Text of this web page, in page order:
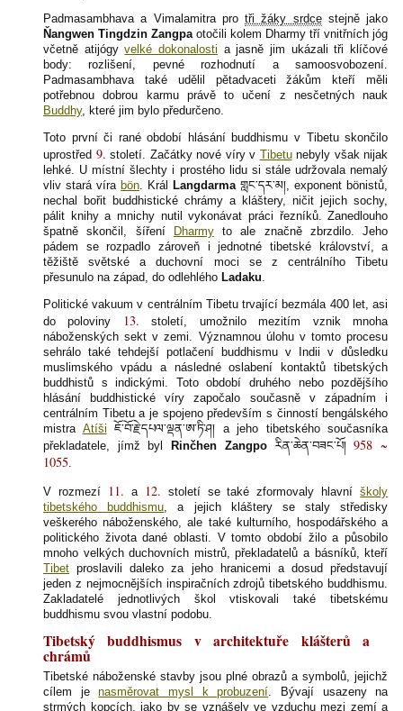
Padmasambhava a Vimalamitra protři žáky srdcestejně jako
Ňangwen Tingdzin Zangpaotočili kolem Dharmy tří vnitřních jóg
včetně atijógyvelké dokonalosti a jasně jim ukázali tři klíčové
body: rozlišení, pevné rozhodnutí a samoosvobození.
Padmasambhava také udělil pětadvaceti žákům kteří měli
potřebnou dobrou karmu právě to učení z nesčetných nauk
Buddhy, které jim bylo předurčeno.
Toto první či rané období hlásání buddhismu v Tibetu skončilo
uprostřed 9. století. Začátky nové víry v Tibetunebyly však nijak
lehké. U místní šlechty i prostého lidu si stále udržovala nemalý
vliv stará víra bön. Král Langdarma གླང་དར་མ།, exponent bönistů,
nechal bořit buddhistické chrámy a kláštery, ničit jejich sochy,
pálit knihy a mnichy nutil vykonávat práci řezníků. Zanedlouho
špatně skončil, šíření
Dharmyto ale značně zbrzdilo. Jeho
pádem se rozpadlo zároveň i jednotné tibetské království, a
těžiště světské a duchovní moci se z centrálního Tibetu
přesunulo na západ, do odlehlého Ladaku.
Politické vakuum v centrálním Tibetu trvající bezmála 400 let, asi
do poloviny 13. století, umožnilo mezitím vznik mnoha
náboženských sekt v zemi. Významnou úlohu v tomto procesu
sehrálo také tehdejší potlačení buddhismu v Indii v důsledku
muslimského vpádu a následné oslabení kontaktů tibetských
buddhistů s indickými. Toto období druhého nebo pozdějšího
hlásání buddhistické víry započalo současně v západním i
centrálním Tibetu a je spojeno především s činností bengálského
mistra Atíši ཇོ་བོ་རྗེ་དཔལ་ལྡན་ཨ་ཏི་ཤ། a jeho tibetského současníka
překladatele, jímž byl
Rinčhen Zangpo རིན་ཆེན་བཟང་པོ། 958 ~
1055.
V rozmezí 11. a 12. století se také zformovaly hlavníškoly
tibetského buddhismu, a jejich kláštery se staly středisky
veškerého náboženského, ale také kulturního, hospodářského a
politického života dané oblasti. V tomto období žilo a působilo
mnoho velkých duchovních mistrů, překladatelů a básníků, kteří
Tibet proslavili daleko za jeho hranicemi a dosud představují
jeden z nejmocnějších inspiračních zdrojů tibetského buddhismu.
Zakladatelé jednotlivých škol vtiskovali také tibetskému
buddhismu svou vlastní podobu.
Tibetský buddhismus v architektuře klášterů a
chrámů
Tibetské náboženské stavby jsou plné obrazů a symbolů, jejichž
cílem jenasměrovat mysl k probuzení. Bývají usazeny na
strmých kopcích, jako by se vznášely ve vzduchu mezi zemí a